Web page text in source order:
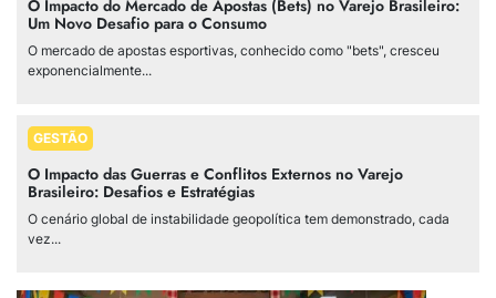
O Impacto do Mercado de Apostas (Bets) no Varejo Brasileiro:
Um Novo Desafio para o Consumo
O mercado de apostas esportivas, conhecido como "bets", cresceu
exponencialmente...
GESTÃO
O Impacto das Guerras e Conflitos Externos no Varejo
Brasileiro: Desafios e Estratégias
O cenário global de instabilidade geopolítica tem demonstrado, cada
vez...